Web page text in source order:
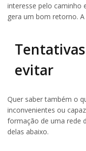
interesse pelo caminho
gera um bom retorno.
evitar
Quer saber também o
inconvenientes ou
formação de uma rede
delas abaixo.